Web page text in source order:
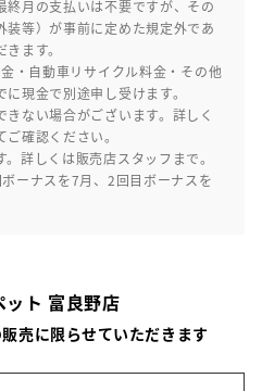
終月の支払いは不要ですが、その
装等）が事前に定めた規定外であ
ます。
・自動車リサイクル料金・その他
現金で別途申し受けます。
きない場合がございます。詳しく
確認ください。
詳しくは販売店スタッフまで。
ーナスを7月、2回目ボーナスを
ット 富良野店
売に限らせていただきます